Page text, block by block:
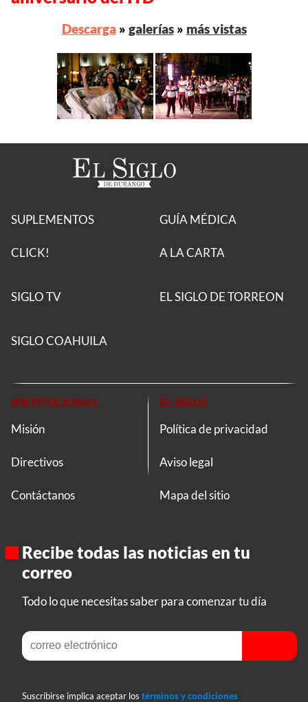
Descarga» galerías» más vistas
SUPLEMENTOS
CLICK!
GUÍA MÉDICA
A LA CARTA
SIGLO TV EL SIGLO DE TORREON
SIGLO COAHUILA
INSTITUCIONAL
Misión
Directivos
Contáctanos
EL SIGLO
Política de privacidad
Aviso legal
Mapa del sitio
Recibe todas las noticias en tu
correo
Todo lo que necesitas saber para comenzar tu día
Suscribirse implica aceptar los términos y condiciones